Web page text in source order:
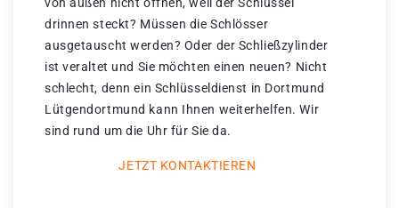
von außen nicht öffnen, weil der Schlüssel
drinnen steckt? Müssen die Schlösser
ausgetauscht werden? Oder der Schließzylinder
ist veraltet und Sie möchten einen neuen? Nicht
schlecht, denn ein Schlüsseldienst in Dortmund
Lütgendortmund kann Ihnen weiterhelfen. Wir
sind rund um die Uhr für Sie da.
JETZT KONTAKTIEREN